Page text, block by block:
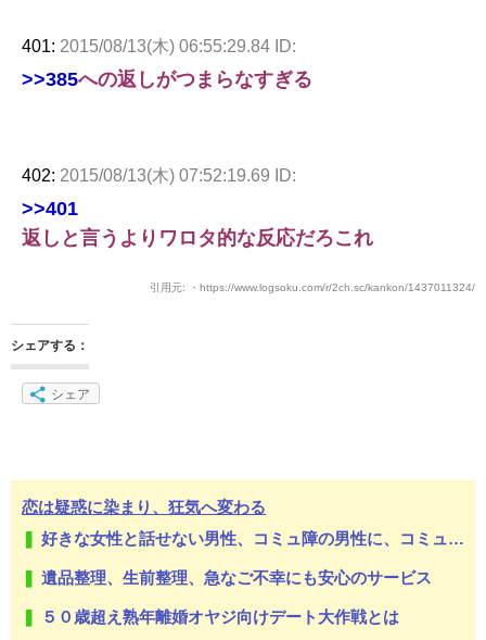
401: 2015/08/13(木) 06:55:29.84 ID:
>>385への返しがつまらなすぎる
402: 2015/08/13(木) 07:52:19.69 ID:
>>401
返しと言うよりワロタ的な反応だろこれ
引用元: ・https://www.logsoku.com/r/2ch.sc/kankon/1437011324/
シェアする：
シェア
恋は疑惑に染まり、狂気へ変わる
好きな女性と話せない男性、コミュ障の男性に、コミュ力向上セラピー講座
遺品整理、生前整理、急なご不幸にも安心のサービス
５０歳超え熟年離婚オヤジ向けデート大作戦とは